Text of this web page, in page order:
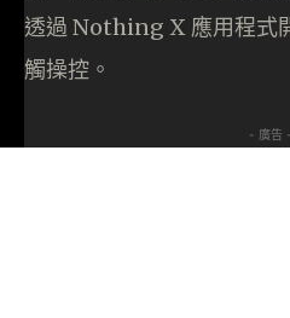
透過 Nothing X 應用程式
觸操控。
- 廣告 -